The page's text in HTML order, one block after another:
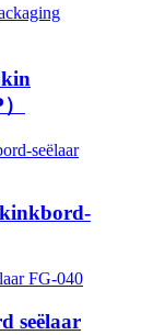
seëlaar